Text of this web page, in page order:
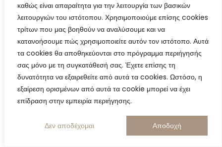
καθώς είναι απαραίτητα για την λειτουργία των βασικών
λειτουργιών του ιστότοπου. Χρησιμοποιούμε επίσης cookies
τρίτων που μας βοηθούν να αναλύσουμε και να
κατανοήσουμε πώς χρησιμοποιείτε αυτόν τον ιστότοπο. Αυτά
τα cookies θα αποθηκεύονται στο πρόγραμμα περιήγησής
σας μόνο με τη συγκατάθεσή σας. Έχετε επίσης τη
δυνατότητα να εξαιρεθείτε από αυτά τα cookies. Ωστόσο, η
εξαίρεση ορισμένων από αυτά τα cookie μπορεί να έχει
επίδραση στην εμπειρία περιήγησης.
Δεν αποδέχομαι Αποδοχή